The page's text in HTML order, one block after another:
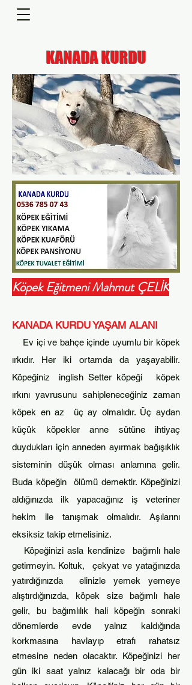
KANADA KURDU
Köpek Eğitmeni Mahmut ÇELİK
KANADA KURDUYAŞAM ALANI
Ev içi ve bahçe içinde uyumlu bir köpek
ırkıdır. Her iki ortamda da yaşayabilir.
Köpeğiniz inglish Setter köpeği köpek
ırkını yavrusunu sahipleneceğiniz zaman
köpek en az üç ay olmalıdır. Üç aydan
küçük köpekler anne sütüne ihtiyaç
duydukları için anneden ayırmak bağışıklık
sisteminin düşük olması anlamına gelir.
Buda köpeğin
ölümü demektir. Köpeğinizi
aldığınızda ilk yapacağınız iş veteriner
hekim ile tanışmak olmalıdır. Aşılarını
eksiksiz takip etmelisiniz.
Köpeğinizi asla kendinize bağımlı hale
getirmeyin. Koltuk, çekyat ve yatağınızda
yatırdığınızda elinizle yemek yemeye
alıştırdığınızda, köpek size bağımlı hale
gelir, bu bağımlılık hali köpeğin sonraki
dönemlerde evde yalnız kaldığında
korkmasına havlayıp etrafı rahatsız
etmesine neden olacaktır. Köpeğinizi her
gün iki saat yalnız kalacağı bir oda bir